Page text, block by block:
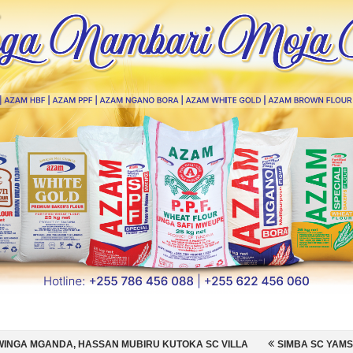
MUBIRU KUTOKA SC VILLA SIMBA SC YAMSAJILI BEKI WA AZAM